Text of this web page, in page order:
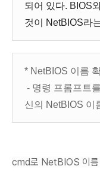
되어 있다. BIOS
것이 NetBIOS라
* NetBIOS 이름 확
- 명령 프롬프트
신의 NetBIOS 이
cmd로 NetBIOS 이름